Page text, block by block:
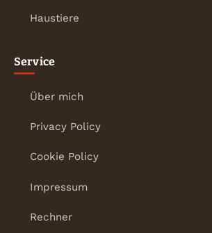
Haustiere
Service
Über mich
Privacy Policy
Cookie Policy
Impressum
Rechner